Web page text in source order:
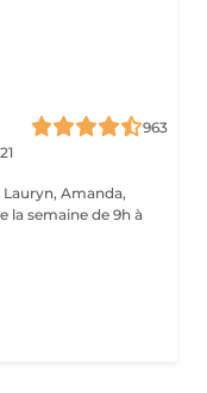
963
Lauryn, Amanda,
la semaine de 9h à